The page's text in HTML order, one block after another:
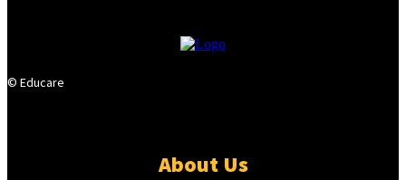
© Educare
About Us